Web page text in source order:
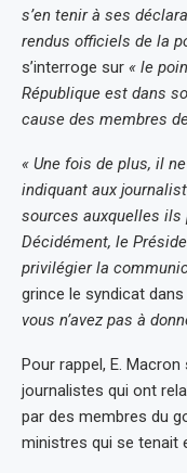
s’en tenir à ses
rendus officiels de la
s’interroge sur « le
République est dans
cause des membres
« Une fois de plus, il
indiquant aux
sources auxquelles ils
Décidément, le
privilégier la
grince le syndicat
vous n’avez pas à
Pour rappel, E.
journalistes qui ont
par des membres du
ministres qui se tenait